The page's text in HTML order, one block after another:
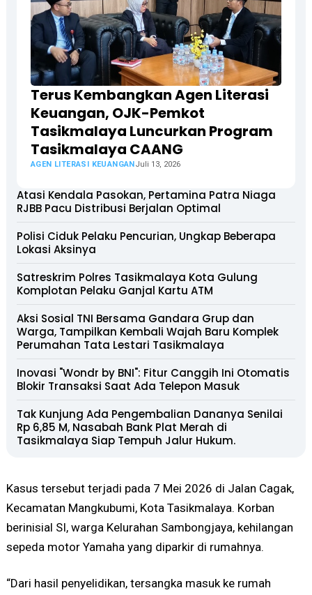
Terus Kembangkan Agen Literasi
Keuangan, OJK-Pemkot
Tasikmalaya Luncurkan Program
Tasikmalaya CAANG
AGEN LITERASI KEUANGAN Juli 13, 2026
Atasi Kendala Pasokan, Pertamina Patra Niaga
RJBB Pacu Distribusi Berjalan Optimal
Polisi Ciduk Pelaku Pencurian, Ungkap Beberapa
Lokasi Aksinya
Satreskrim Polres Tasikmalaya Kota Gulung
Komplotan Pelaku Ganjal Kartu ATM
Aksi Sosial TNI Bersama Gandara Grup dan
Warga, Tampilkan Kembali Wajah Baru Komplek
Perumahan Tata Lestari Tasikmalaya
Inovasi "Wondr by BNI": Fitur Canggih Ini Otomatis
Blokir Transaksi Saat Ada Telepon Masuk
Tak Kunjung Ada Pengembalian Dananya Senilai
Rp 6,85 M, Nasabah Bank Plat Merah di
Tasikmalaya Siap Tempuh Jalur Hukum.
Kasus tersebut terjadi pada 7 Mei 2026 di Jalan Cagak,
Kecamatan Mangkubumi, Kota Tasikmalaya. Korban
berinisial SI, warga Kelurahan Sambongjaya, kehilangan
sepeda motor Yamaha yang diparkir di rumahnya.
“Dari hasil penyelidikan, tersangka masuk ke rumah